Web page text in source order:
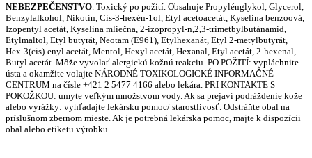
NEBEZPEČENSTVO Toxický po požití. Obsahuje Propylénglykol, Glycerol,
Benzylalkohol, Nikotín, Cis-3-hexén-1ol, Etyl acetoacetát, Kyselina benzoová,
Izopentyl acetát, Kyselina mliečna, 2-izopropyl-n,2,3-trimetbylbutánamid,
Etylmaltol, Etyl butyrát, Neotam (E961), Etylhexanát, Etyl 2-metylbutyrát,
Hex-3(cis)-enyl acetát, Mentol, Hexyl acetát, Hexanal, Etyl acetát, 2-hexenal,
Butyl acetát. Môže vyvolať alergickú kožnú reakciu. PO POŽITÍ: vypláchnite
ústa a okamžite volajte NÁRODNÉ TOXIKOLOGICKÉ INFORMAČNÉ
CENTRUM na čísle +421 2 5477 4166 alebo lekára. PRI KONTAKTE S
POKOŽKOU: umyte veľkým množstvom vody. Ak sa prejaví podráždenie kože
alebo vyrážky: vyhľadajte lekársku pomoc/ starostlivosť. Odstráňte obal na
príslušnom zbernom mieste. Ak je potrebná lekárska pomoc, majte k dispozícii
obal alebo etiketu výrobku.